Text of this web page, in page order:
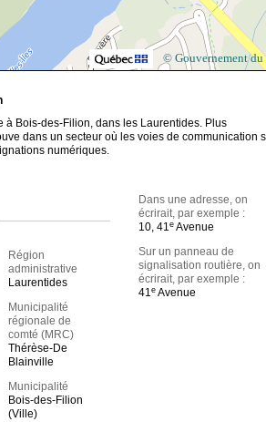
© Gouvernement du
à Bois-des-Filion, dans les Laurentides. Plus
dans un secteur où les voies de communication
numériques.
Région
administrative
Laurentides
Municipalité
régionale de
comté (MRC)
Thérèse-De
Blainville
Municipalité
Bois-des-Filion
(Ville)
Dans une adresse, on
écrirait, par exemple :
10, 41eAvenue
Sur un panneau de
signalisation routière, on
écrirait, par exemple :
41eAvenue